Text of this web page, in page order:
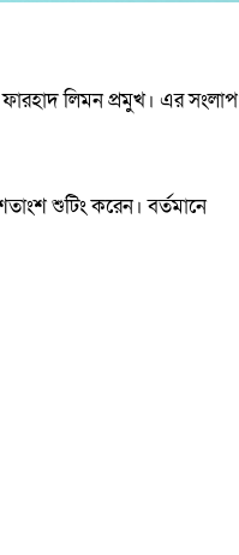
লিমন প্রমুখ। এর সংলাপ
শুটিং করেন। বর্তমানে